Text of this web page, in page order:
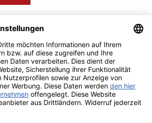
Impressum